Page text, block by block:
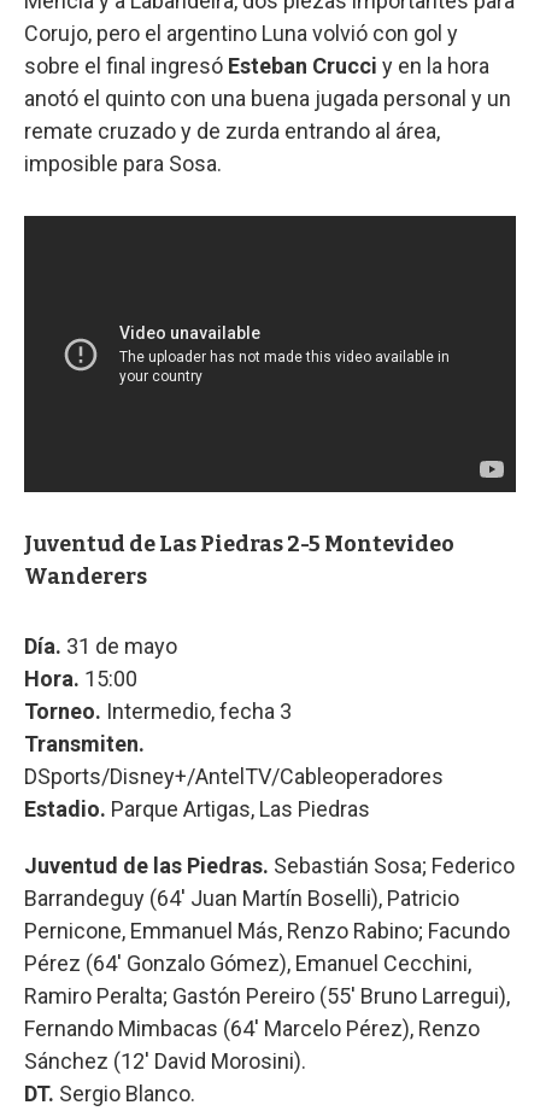
Corujo, pero el argentino Luna volvió con gol y
sobre el final ingresó Esteban Crucci y en la hora
anotó el quinto con una buena jugada personal y un
remate cruzado y de zurda entrando al área,
imposible para Sosa.
Juventud de Las Piedras 2-5 Montevideo
Wanderers
Día. 31 de mayo
Hora. 15:00
Torneo. Intermedio, fecha 3
Transmiten.
DSports/Disney+/AntelTV/Cableoperadores
Estadio. Parque Artigas, Las Piedras
Juventud de las Piedras. Sebastián Sosa; Federico
Barrandeguy (64' Juan Martín Boselli), Patricio
Pernicone, Emmanuel Más, Renzo Rabino; Facundo
Pérez (64' Gonzalo Gómez), Emanuel Cecchini,
Ramiro Peralta; Gastón Pereiro (55' Bruno Larregui),
Fernando Mimbacas (64' Marcelo Pérez), Renzo
Sánchez (12' David Morosini).
DT. Sergio Blanco.